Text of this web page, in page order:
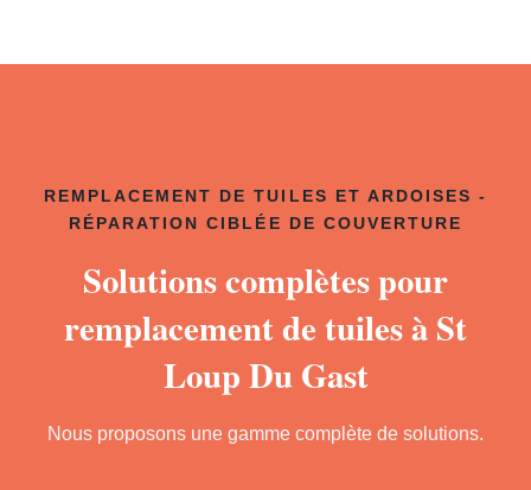
REMPLACEMENT DE TUILES ET ARDOISES -
RÉPARATION CIBLÉE DE COUVERTURE
Solutions complètes pour
remplacement de tuiles à St
Loup Du Gast
Nous proposons une gamme complète de solutions.